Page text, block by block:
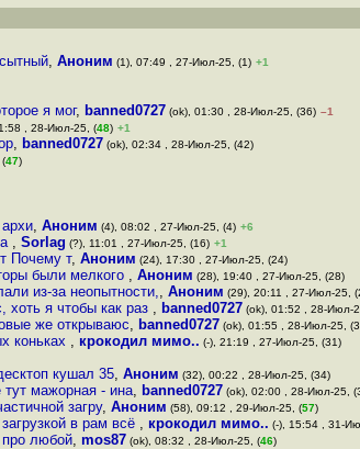
, Аноним (1), 07:49 , 27-Июл-25, (1) +1
я мог, banned0727 (ok), 01:30 , 28-Июл-25, (36) –1
, 28-Июл-25, (48) +1
, banned0727 (ok), 02:34 , 28-Июл-25, (42)
(47)
, Аноним (4), 08:02 , 27-Июл-25, (4) +6
, Sorlag (?), 11:01 , 27-Июл-25, (16) +1
Почему т, Аноним (24), 17:30 , 27-Июл-25, (24)
были мелкого , Аноним (28), 19:40 , 27-Июл-25, (28)
из-за неопытности,, Аноним (29), 20:11 , 27-Июл-25,
я чтобы как раз , banned0727 (ok), 01:52 , 28-Июл-
же открываюс, banned0727 (ok), 01:55 , 28-Июл-25,
коньках , крокодил мимо.. (-), 21:19 , 27-Июл-25, (31)
кушал 35, Аноним (32), 00:22 , 28-Июл-25, (34)
мажорная - ина, banned0727 (ok), 02:00 , 28-Июл-25,
загру, Аноним (58), 09:12 , 29-Июл-25, (57)
в рам всё , крокодил мимо.. (-), 15:54 , 31-
про любой, mos87 (ok), 08:32 , 28-Июл-25, (46)